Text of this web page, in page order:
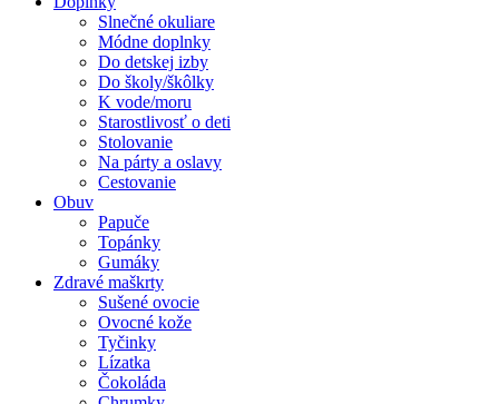
Slnečné okuliare
Módne doplnky
Do detskej izby
Do školy/škôlky
K vode/moru
Starostlivosť o deti
Stolovanie
Na párty a oslavy
Cestovanie
Obuv
Papuče
Topánky
Gumáky
Zdravé maškrty
Sušené ovocie
Ovocné kože
Tyčinky
Lízatka
Čokoláda